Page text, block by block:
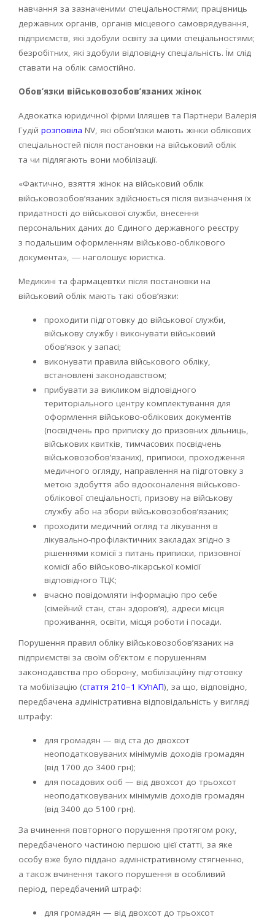
навчання за зазначеними спеціальностями; працівниць
державних органів, органів місцевого самоврядування,
підприємств, які здобули освіту за цими спеціальностями;
безробітних, які здобули відповідну спеціальність. Їм слід
ставати на облік самостійно.
Обов’язки військовозобов’язаних жінок
Адвокатка юридичної фірми Ілляшев та Партнери Валерія
Гудій розповіла NV, які обов’язки мають жінки облікових
спеціальностей після постановки на військовий облік
та чи підлягають вони мобілізації.
«Фактично, взяття жінок на військовий облік
військовозобов’язаних здійснюється після визначення їх
придатності до військової служби, внесення
персональних даних до Єдиного державного реєстру
з подальшим оформленням військово-облікового
документа», ― наголошує юристка.
Медикині та фармацевтки після постановки на
військовий облік мають такі обов’язки:
проходити підготовку до військової служби,
військову службу і виконувати військовий
обов’язок у запасі;
виконувати правила військового обліку,
встановлені законодавством;
прибувати за викликом відповідного
територіального центру комплектування для
оформлення військово-облікових документів
(посвідчень про приписку до призовних дільниць,
військових квитків, тимчасових посвідчень
військовозобов’язаних), приписки, проходження
медичного огляду, направлення на підготовку з
метою здобуття або вдосконалення військово-
облікової спеціальності, призову на військову
службу або на збори військовозобов’язаних;
проходити медичний огляд та лікування в
лікувально-профілактичних закладах згідно з
рішеннями комісії з питань приписки, призовної
комісії або військово-лікарської комісії
відповідного ТЦК;
вчасно повідомляти інформацію про себе
(сімейний стан, стан здоров’я), адреси місця
проживання, освіти, місця роботи і посади.
Порушення правил обліку військовозобов’язаних на
підприємстві за своїм об’єктом є порушенням
законодавства про оборону, мобілізаційну підготовку
та мобілізацію (стаття 210−1 КУпАП), за що, відповідно,
передбачена адміністративна відповідальність у вигляді
штрафу:
для громадян — від ста до двохсот
неоподатковуваних мінімумів доходів громадян
(від 1700 до 3400 грн);
для посадових осіб — від двохсот до трьохсот
неоподатковуваних мінімумів доходів громадян
(від 3400 до 5100 грн).
За вчинення повторного порушення протягом року,
передбаченого частиною першою цієї статті, за яке
особу вже було піддано адміністративному стягненню,
а також вчинення такого порушення в особливий
період, передбачений штраф:
для громадян — від двохсот до трьохсот